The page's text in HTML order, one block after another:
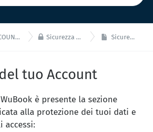
 Sicurezza del tuo Account WuBook Sicurezza del tuo Account
tuo Account
è presente la sezione
alla protezione dei tuoi dati e
accessi: